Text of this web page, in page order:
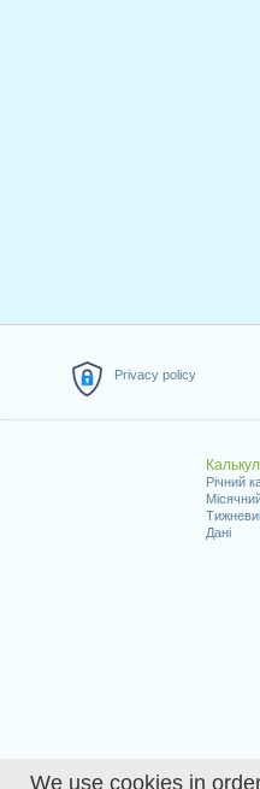
We use cookies in
Privacy policy
Річний
Дані